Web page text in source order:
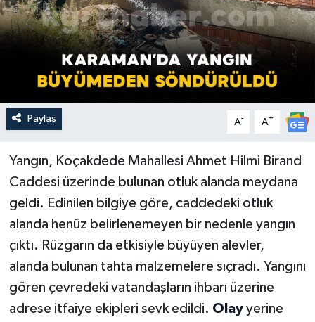
Paylaş A- A+
Yangın, Koçakdede Mahallesi Ahmet Hilmi Birand
Caddesi üzerinde bulunan otluk alanda meydana
geldi. Edinilen bilgiye göre, caddedeki otluk
alanda henüz belirlenemeyen bir nedenle yangın
çıktı. Rüzgarın da etkisiyle büyüyen alevler,
alanda bulunan tahta malzemelere sıçradı. Yangını
gören çevredeki vatandaşların ihbarı üzerine
adrese itfaiye ekipleri sevk edildi. Olay yerine